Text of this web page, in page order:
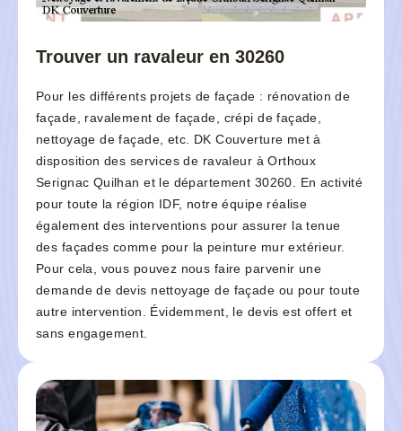
Trouver un ravaleur en 30260
Pour les différents projets de façade : rénovation de
façade, ravalement de façade, crépi de façade,
nettoyage de façade, etc. DK Couverture met à
disposition des services de ravaleur à Orthoux
Serignac Quilhan et le département 30260. En activité
pour toute la région IDF, notre équipe réalise
également des interventions pour assurer la tenue
des façades comme pour la peinture mur extérieur.
Pour cela, vous pouvez nous faire parvenir une
demande de devis nettoyage de façade ou pour toute
autre intervention. Évidemment, le devis est offert et
sans engagement.